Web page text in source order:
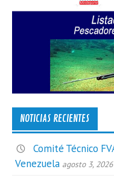
NOTICIAS RECIENTES
Comité Técnico
Venezuela agosto 3, 2026